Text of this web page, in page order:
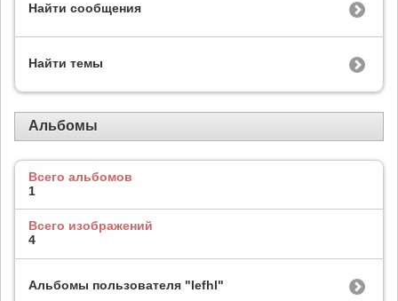
Найти сообщения
Найти темы
Альбомы
Всего альбомов
1
Всего изображений
4
Альбомы пользователя "lefhl"